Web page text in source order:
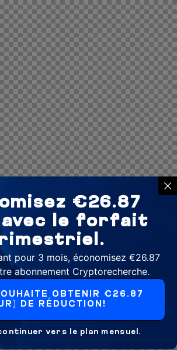
€26.87
avec le forfait
pour 3 mois, économisez €26.87
abonnement Cryptorecherche.
OBTENIR €26.87
DE RÉDUCTION!
vers le plan mensuel.